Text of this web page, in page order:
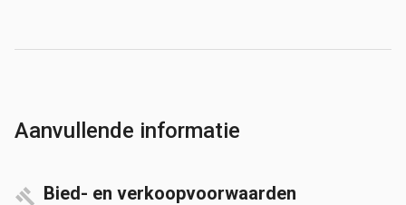
Aanvullende informatie
Bied- en verkoopvoorwaarden